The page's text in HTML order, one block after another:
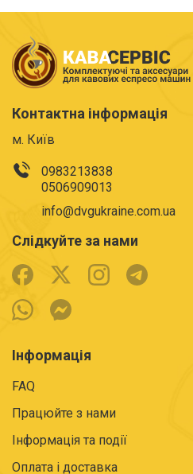
Контактна інформація
м. Київ
0983213838
0506909013
info@dvgukraine.com.ua
Слідкуйте за нами
Інформація
FAQ
Працюйте з нами
Інформація та події
Оплата і доставка